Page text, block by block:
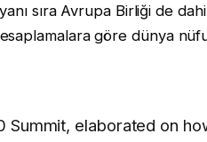
sıra Avrupa Birliği de
göre dünya
Summit, elaborated on